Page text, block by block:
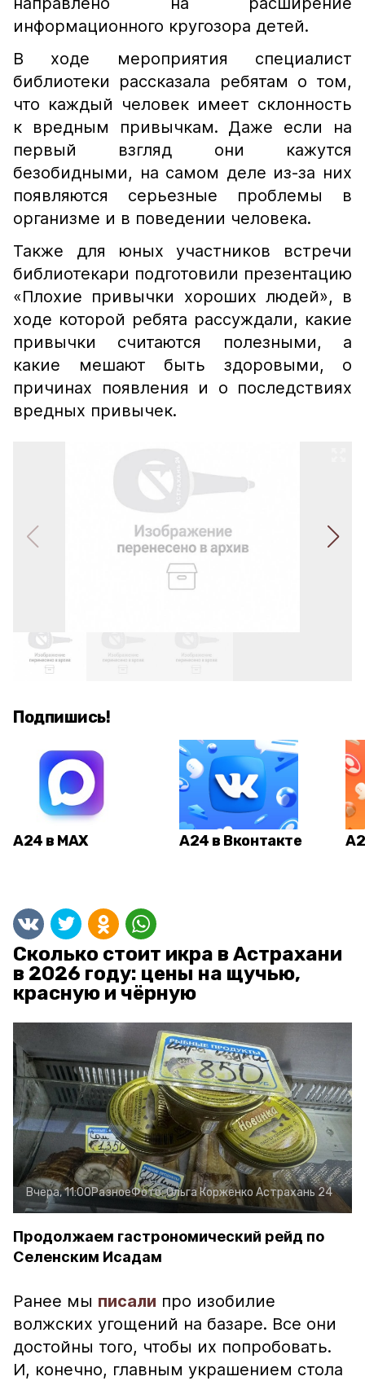
информационного кругозора детей.
В ходе мероприятия специалист
библиотеки рассказала ребятам о том,
что каждый человек имеет склонность
к вредным привычкам. Даже если на
первый взгляд они кажутся
безобидными, на самом деле из-за них
появляются серьезные проблемы в
организме и в поведении человека.
Также для юных участников встречи
библиотекари подготовили презентацию
«Плохие привычки хороших людей», в
ходе которой ребята рассуждали, какие
привычки считаются полезными, а
какие мешают быть здоровыми, о
причинах появления и о последствиях
вредных привычек.
Подпишись!
А24 в MAX А24 в Вконтакте
Сколько стоит икра в Астрахани
в 2026 году: цены на щучью,
красную и чёрную
Вчера, 11:00РазноеФото:Ольга Корженко Астрахань 24
Продолжаем гастрономический рейд по
Селенским Исадам
Ранее мы писали про изобилие
волжских угощений на базаре. Все они
достойны того, чтобы их попробовать.
И, конечно, главным украшением стола